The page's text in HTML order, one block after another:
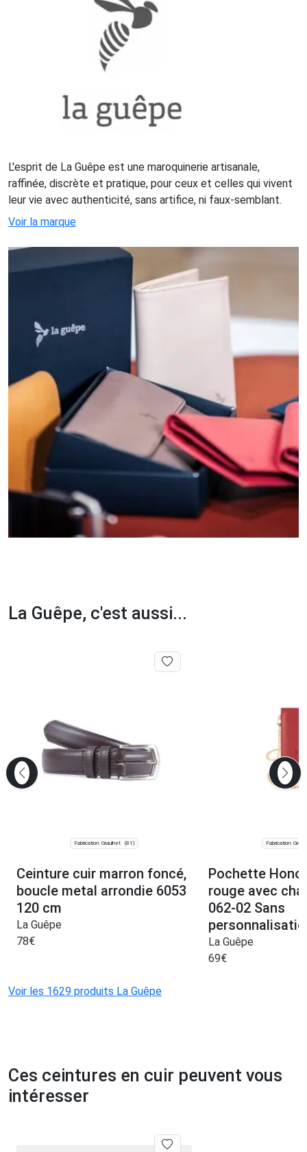
L'esprit de La Guêpe est une maroquinerie artisanale,
raffinée, discrète et pratique, pour ceux et celles qui vivent
leur vie avec authenticité, sans artifice, ni faux-semblant.
Voir la marque
La Guêpe, c'est aussi...
Fabrication: Graulhet (81)
Ceinture cuir marron foncé,
boucle metal arrondie 6053
120 cm
La Guêpe
78€
Fabrication:
Pochette
rouge avec
062-02 Sans
La Guêpe
69€
Voir les 1629 produits La Guêpe
Ces ceintures en cuir peuvent vous
intéresser